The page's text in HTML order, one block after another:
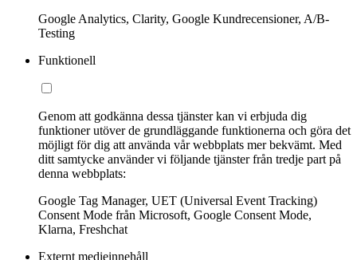
Google Analytics, Clarity, Google Kundrecensioner, A/B-
Testing
Funktionell
Genom att godkänna dessa tjänster kan vi erbjuda dig
funktioner utöver de grundläggande funktionerna och göra det
möjligt för dig att använda vår webbplats mer bekvämt. Med
ditt samtycke använder vi följande tjänster från tredje part på
denna webbplats:
Google Tag Manager, UET (Universal Event Tracking)
Consent Mode från Microsoft, Google Consent Mode,
Klarna, Freshchat
Externt medieinnehåll